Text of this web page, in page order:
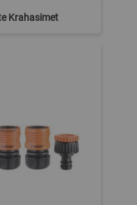
Krahasimet